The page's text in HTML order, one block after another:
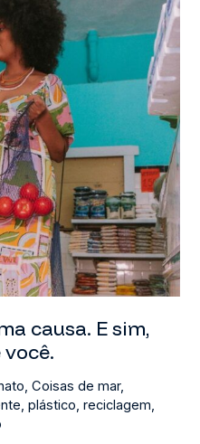
causa. E sim,
,Coisas de mar,
,plástico,reciclagem,